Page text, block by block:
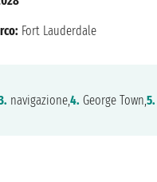
Fort Lauderdale
navigazione,4. George Town,5.